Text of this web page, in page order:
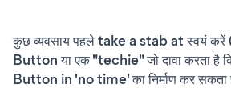
कुछ व्यवसाय पहले take a stab at स्वयं
Button या एक "techie" जो दावा करता है
Button in 'no time' का निर्माण कर सकता